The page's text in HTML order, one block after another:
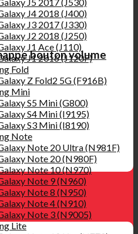
J4 2018 (J400)
J3 2017 (J330)
J2 2018 (J250)
J1 Ace (J110)
J1 2016 (J120F)
Fold
Z Fold2 5G (F916B)
Mini
S5 Mini (G800)
S4 Mini (I9195)
S3 Mini (I8190)
Note
Note 20 Ultra (N981F)
Note 20 (N980F)
Note 10 (N970)
Note 9 (N960)
Note 8 (N950)
Note 4 (N910)
Note 3 (N9005)
Lite
bouton volume